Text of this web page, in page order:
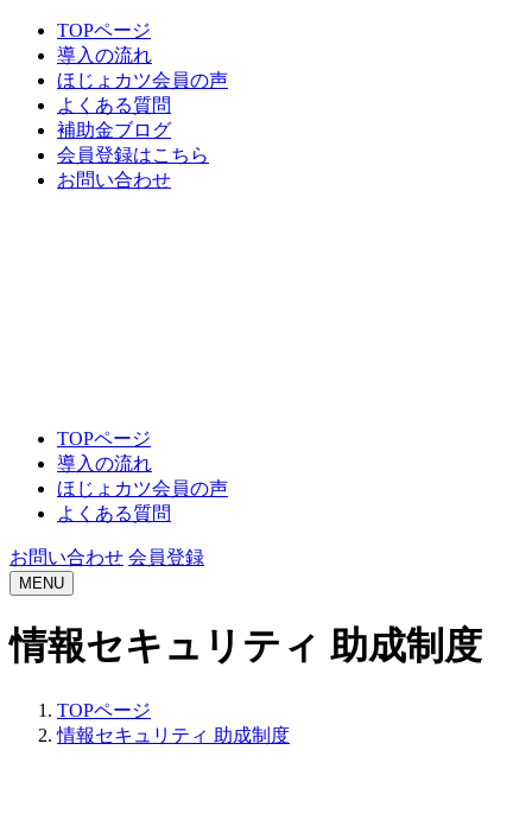
TOPページ
導入の流れ
ほじょカツ会員の声
よくある質問
補助金ブログ
会員登録はこちら
お問い合わせ
TOPページ
導入の流れ
ほじょカツ会員の声
よくある質問
お問い合わせ 会員登録
MENU
情報セキュリティ 助成制度
TOPページ
情報セキュリティ 助成制度